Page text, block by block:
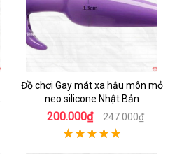
Đồ chơi Gay mát xa hậu môn mỏ
neo silicone Nhật Bản
200.000₫ 247.000₫